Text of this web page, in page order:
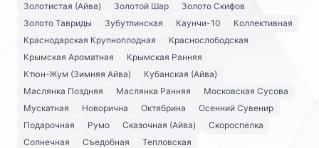
Золотистая (Айва)
Золотой Шар
Золото Скифов
Золото Тавриды
Зубутлинская Каунчи-10
Коллективная
Краснодарская Крупноплодная
Краснослободская
Крымская Ароматная
Крымская Ранняя
Ктюн-Жум (Зимняя Айва)
Кубанская (Айва)
Маслянка Поздняя
Маслянка Ранняя
Московская Сусова
Мускатная
Новорична Октябрина
Осенний Сувенир
Подарочная
Румо Сказочная (Айва)
Скороспелка
Солнечная
Съедобная
Тепловская